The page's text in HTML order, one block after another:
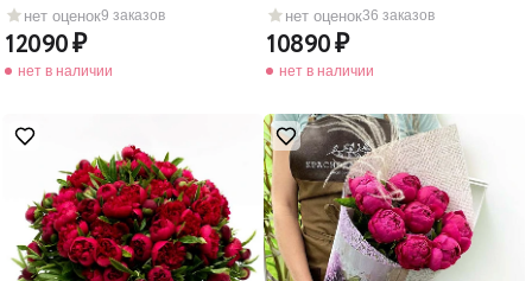
нет оценок9 заказов
12090
нет в наличии
нет оценок36 заказов
10890
нет в наличии